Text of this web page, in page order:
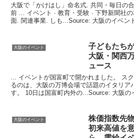
大阪で「かけはし」命名式. 共同・毎日の
前 ... イベント · 教育・受験 · 下野新聞社
面. 関連事業. しも...Source: 大阪のイベン
大阪のイベント
子どもたち
大阪 ・関西
ュース
... イベントが国富町で開かれました。 ス
るのは、大阪の万博会場で話題のイタリア
す。 10日は国富町内外の...Source: 大阪の
大阪のイベント
株価指数先
初来高値を